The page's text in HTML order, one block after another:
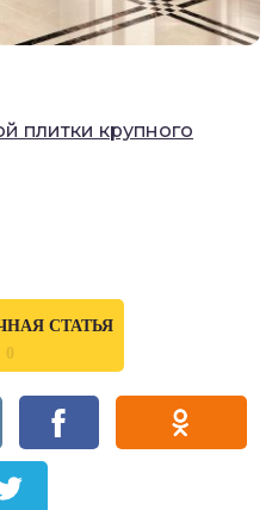
плитки крупного
СТАТЬЯ
0